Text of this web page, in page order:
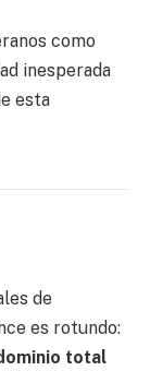
como
inesperada
esta
de
es rotundo:
total